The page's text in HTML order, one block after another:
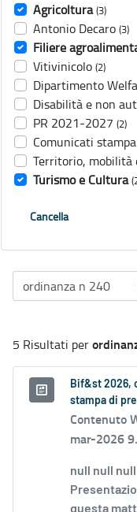
Agricoltura (3)
Antonio Decaro (3)
Filiere
Vitivinicolo (2)
Dipartimento
Disabilità e non
PR 2021-2027 (2)
Comunicati
Territorio,
Turismo e Cultura
Cancella
5 Risultati per
Bif&st 2026,
stampa di
Contenuto
mar-2026
null null
questa